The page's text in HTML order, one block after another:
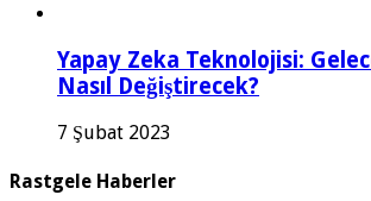
Yapay Zeka Teknolojisi:
Nasıl Değiştirecek?
7 Şubat 2023
Rastgele Haberler